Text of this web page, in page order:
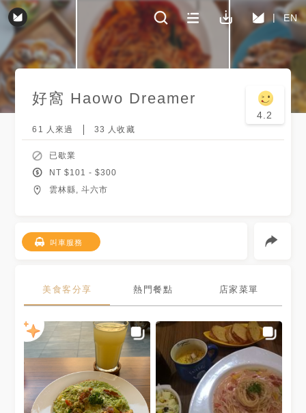
EN
好窩 Haowo Dreamer
4.2
61 人來過 33 人收藏
已歇業
NT $101 - $300
雲林縣, 斗六市
叫車服務
美食客分享 熱門餐點 店家菜單